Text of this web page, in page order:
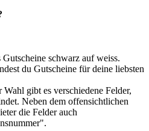
schwarz auf weiss.
du Gutscheine für deine liebsten
gibt es verschiedene Felder,
Neben dem offensichtlichen
die Felder auch